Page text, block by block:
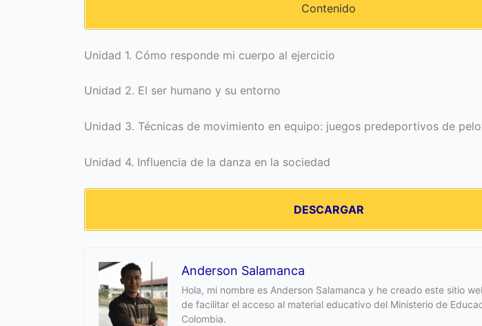
Contenido
Unidad 1. Cómo responde mi cuerpo al ejercicio
Unidad 2. El ser humano y su entorno
Unidad 3. Técnicas de movimiento en equipo: juegos predeportivos de
Unidad 4. Influencia de la danza en la sociedad
DESCARGAR
Anderson Salamanca
Hola, mi nombre es Anderson Salamanca y he creado este sitio
de facilitar el acceso al material educativo del Ministerio de
Colombia.